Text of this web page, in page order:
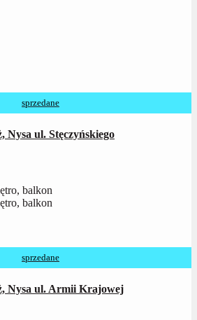
sprzedane
Nysa ul. Stęczyńskiego
balkon
balkon
sprzedane
Nysa ul. Armii Krajowej